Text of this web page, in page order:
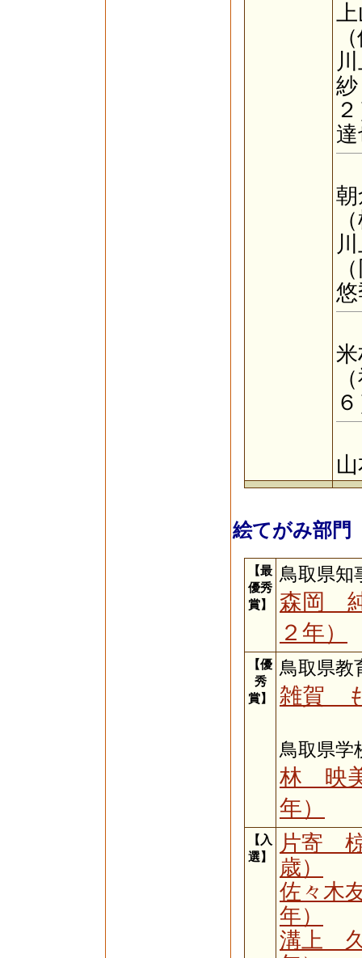
絵てがみ部門
【最
優秀
賞】
鳥取県知
森岡
２年）
【優
秀
賞】
鳥取県教
雑賀
鳥取県学
林 映
年）
【入
選】
片寄
歳）
佐々木
年）
溝上 久